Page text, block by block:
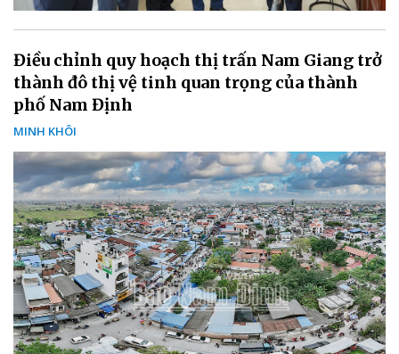
Điều chỉnh quy hoạch thị trấn Nam Giang trở
thành đô thị vệ tinh quan trọng của thành
phố Nam Định
MINH KHÔI